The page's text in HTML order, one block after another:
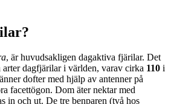
, är huvudsakligen dagaktiva fjärilar. Det
arter dagfjärilar i världen, varav cirka 110 i
dofter med hjälp av antenner på
facettögon. Dom äter nektar med
in och ut. De tre benparen (två hos